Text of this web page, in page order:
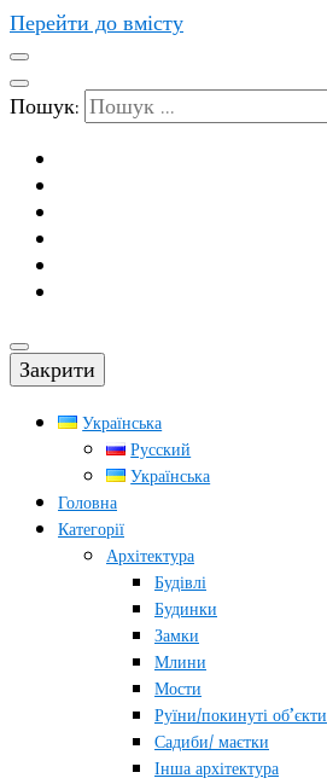
Перейти до вмісту
Пошук:
Закрити
Українська
Русский
Українська
Головна
Категорії
Архітектура
Будівлі
Будинки
Замки
Млини
Мости
Руїни/покинуті об’єкти
Садиби/ маєтки
Інша архітектура